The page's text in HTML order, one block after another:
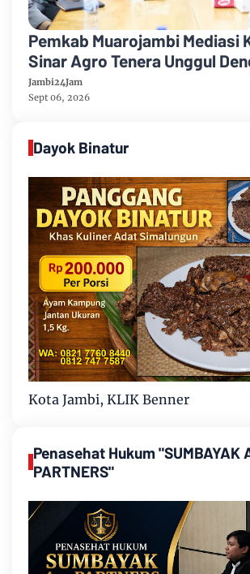
Pemkab Muarojambi Mediasi
Sinar Agro Tenera Unggul
Sipin Teluk Duren
Jambi24Jam
Sept 06, 2026
Dayok Binatur
Kota Jambi, KLIK Benner
Penasehat Hukum "SUMBAYAK
PARTNERS"